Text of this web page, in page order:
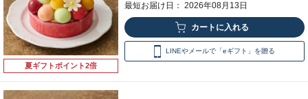
夏ギフトポイント2倍
最短お届け日： 2026年08月13日
LINEやメールで「eギフト」を贈る